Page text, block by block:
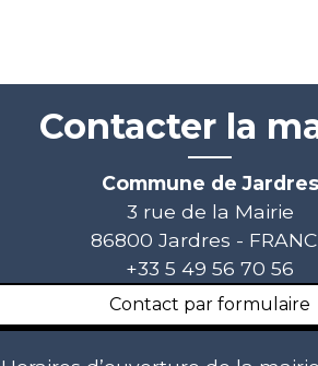
Contacter la
Commune de Jardres
3 rue de la Mairie
86800 Jardres -
+33 5 49 56 70 56
Contact par formulaire